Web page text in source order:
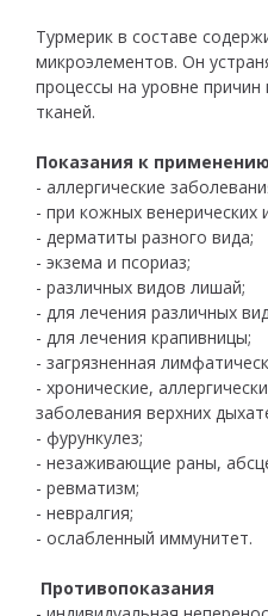
Турмерик в составе
микроэлементов. Он
процессы на уровне
тканей.
Показания к
- аллергические
- при кожных венерических
- дерматиты разного вида;
- экзема и псориаз;
- различных видов лишай;
- для лечения различных
- для лечения крапивницы;
- загрязненная
- хронические,
заболевания верхних
- фурункулез;
- незаживающие раны,
- ревматизм;
- невралгия;
- ослабленный иммунитет.
Противопоказания